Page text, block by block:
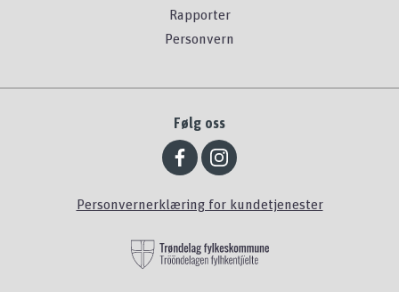
Rapporter
Personvern
Følg oss
Personvernerklæring for kundetjenester